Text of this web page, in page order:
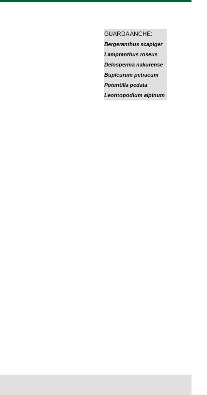
GUARDA ANCHE:
Bergeranthus scapiger
Lampranthus roseus
Delosperma nakurense
Bupleurum petraeum
Potentilla pedata
Leontopodium alpinum